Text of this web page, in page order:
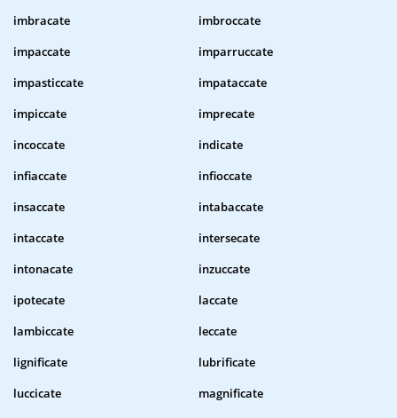
imbracate
imbroccate
impaccate
imparruccate
impasticcate
impataccate
impiccate
imprecate
incoccate
indicate
infiaccate
infioccate
insaccate
intabaccate
intaccate
intersecate
intonacate
inzuccate
ipotecate
laccate
lambiccate
leccate
lignificate
lubrificate
luccicate
magnificate